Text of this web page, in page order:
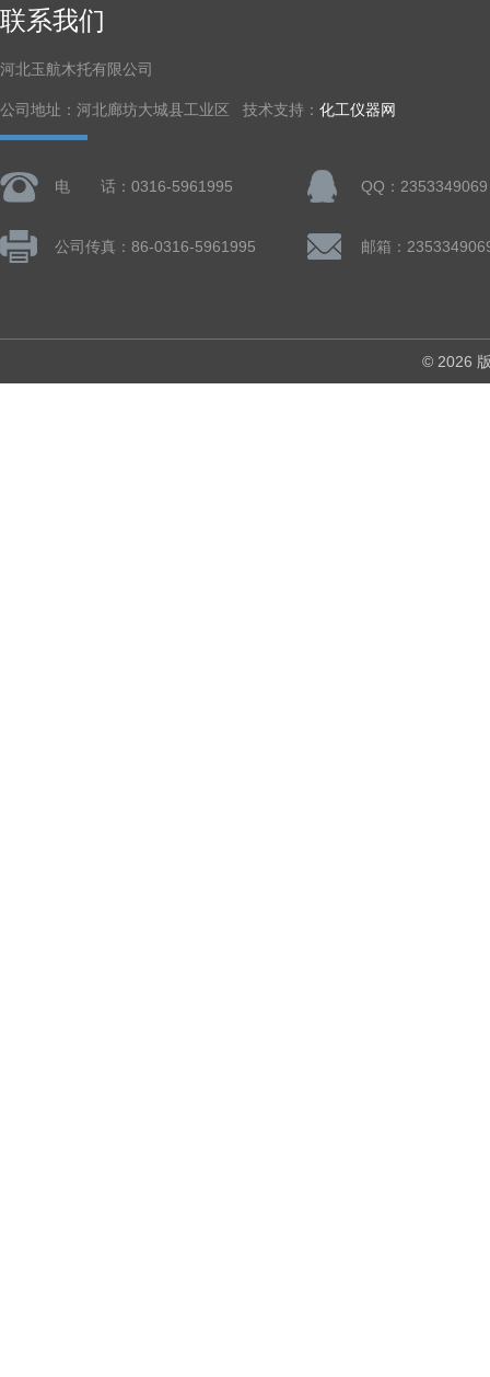
联系我们
河北玉航木托有限公司
公司地址：河北廊坊大城县工业区 技术支持： 化工仪器网
电 话：0316-5961995 QQ：2353349069
公司传真：86-0316-5961995 邮箱：
© 2026